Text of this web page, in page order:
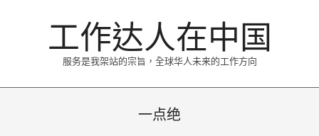
工作达人在中国
服务是我架站的宗旨，全球华人未来的工作方向
一点绝